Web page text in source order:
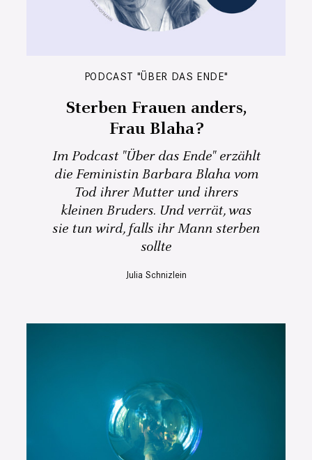
PODCAST "ÜBER DAS ENDE"
Sterben Frauen anders,
Frau Blaha?
Im Podcast "Über das Ende" erzählt
die Feministin Barbara Blaha vom
Tod ihrer Mutter und ihrers
kleinen Bruders. Und verrät, was
sie tun wird, falls ihr Mann sterben
sollte
Julia Schnizlein